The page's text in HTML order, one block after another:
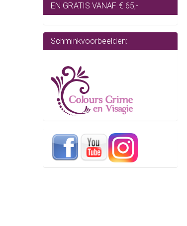
EN GRATIS VANAF € 65,-
Schminkvoorbeelden: